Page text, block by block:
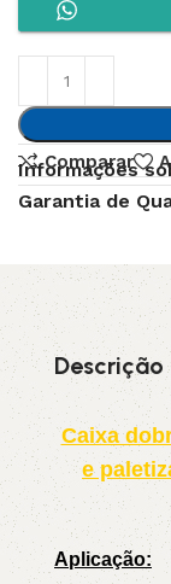
Comparar
Informações
Garantia de
Descrição
Caixa
e
Aplicação: